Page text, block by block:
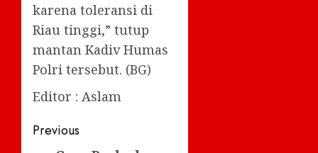
karena toleransi di
Riau tinggi,” tutup
mantan Kadiv Humas
Polri tersebut. (BG)
Editor : Aslam
Post
Previous